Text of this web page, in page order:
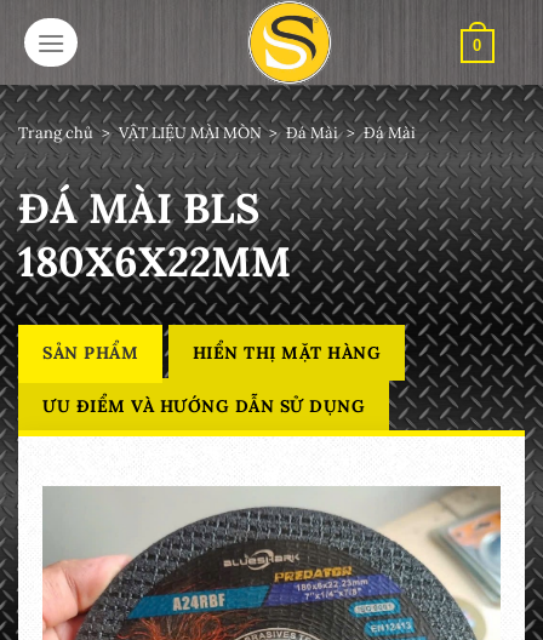
qua
dung
0
Trang chủ > VẬT LIỆU MÀI MÒN > Đá Mài > Đá Mài
ĐÁ MÀI BLS
180X6X22MM
SẢN PHẨM HIỂN THỊ MẶT HÀNG
ƯU ĐIỂM VÀ HƯỚNG DẪN SỬ DỤNG